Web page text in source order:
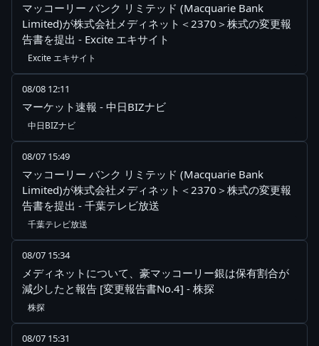
マッコーリー バンク リミテッド (Macquarie Bank
Limited)が株式会社メディネット＜2370＞株式の変更報
告書を提出 - Excite エキサイト
Excite エキサイト
08/08 12:11
マーケット速報 - 中日BIZナビ
中日BIZナビ
08/07 15:49
マッコーリー バンク リミテッド (Macquarie Bank
Limited)が株式会社メディネット＜2370＞株式の変更報
告書を提出 - 千葉テレビ放送
千葉テレビ放送
08/07 15:34
メディネットについて、豪マッコーリー銀は保有割合が
減少したと報告 [変更報告書No.4] - 株探
株探
08/07 15:31